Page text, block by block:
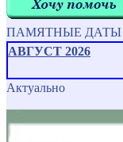
ПАМЯТНЫЕ ДАТЫ
АВГУСТ 2026
Актуально